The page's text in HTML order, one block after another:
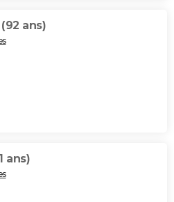
(92 ans)
ans)